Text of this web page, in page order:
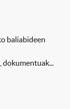
baliabideen
dokumentuak...